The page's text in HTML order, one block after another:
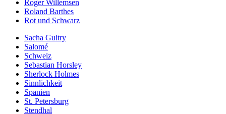
Roger Willemsen
Roland Barthes
Rot und Schwarz
Sacha Guitry
Salomé
Schweiz
Sebastian Horsley
Sherlock Holmes
Sinnlichkeit
Spanien
St. Petersburg
Stendhal